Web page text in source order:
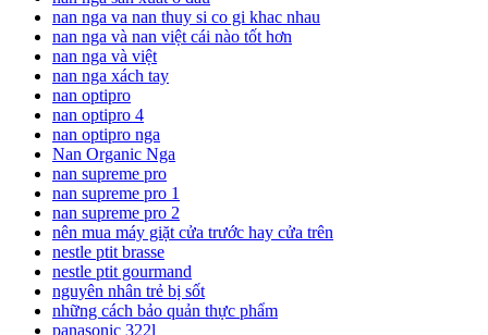
nan nga va nan thuy si co gi khac nhau
nan nga và nan việt cái nào tốt hơn
nan nga và việt
nan nga xách tay
nan optipro
nan optipro 4
nan optipro nga
Nan Organic Nga
nan supreme pro
nan supreme pro 1
nan supreme pro 2
nên mua máy giặt cửa trước hay cửa trên
nestle ptit brasse
nestle ptit gourmand
nguyên nhân trẻ bị sốt
những cách bảo quản thực phẩm
panasonic 322l